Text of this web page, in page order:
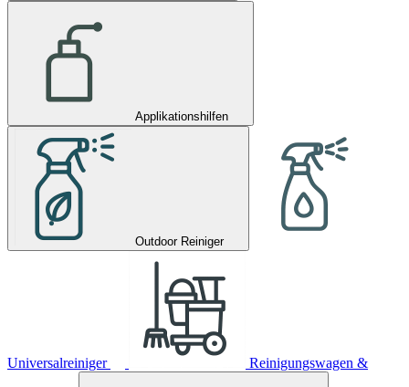
Applikationshilfen
Outdoor Reiniger
Universalreiniger Reinigungswagen &